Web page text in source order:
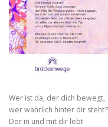
Wer ist da, der dich bewegt,
wer wahrlich hinter dir steht?
Der in und mit dir lebt